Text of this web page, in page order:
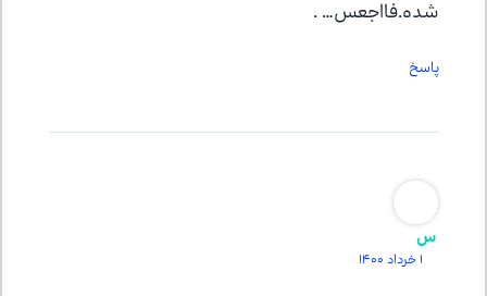
شده.فااجعس… .
پاسخ
س
1 خرداد 1400